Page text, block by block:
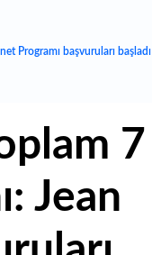
Programı başvuruları başladı
7
Jean